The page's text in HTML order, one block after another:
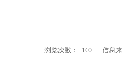
浏览次数： 160 信息